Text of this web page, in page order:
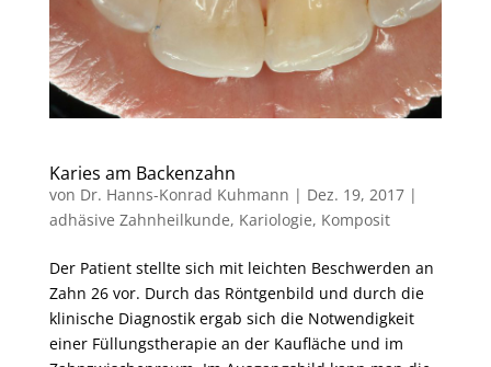
Karies am Backenzahn
von Dr. Hanns-Konrad Kuhmann | Dez. 19, 2017|
adhäsive Zahnheilkunde, Kariologie, Komposit
Der Patient stellte sich mit leichten Beschwerden an
Zahn 26 vor. Durch das Röntgenbild und durch die
klinische Diagnostik ergab sich die Notwendigkeit
einer Füllungstherapie an der Kaufläche und im